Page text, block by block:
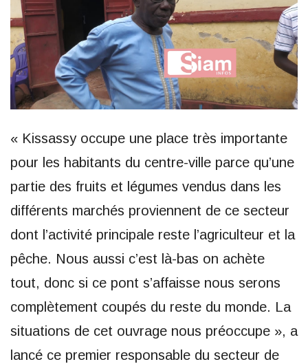
« Kissassy occupe une place très importante
pour les habitants du centre-ville parce qu’une
partie des fruits et légumes vendus dans les
différents marchés proviennent de ce secteur
dont l’activité principale reste l’agriculteur et la
pêche. Nous aussi c’est là-bas on achète
tout, donc si ce pont s’affaisse nous serons
complètement coupés du reste du monde. La
situations de cet ouvrage nous préoccupe », a
lancé ce premier responsable du secteur de